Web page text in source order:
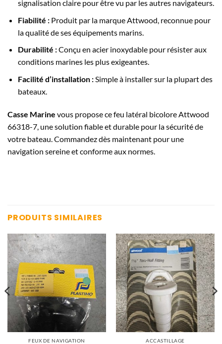
signalisation claire pour être vu par les autres navigateurs.
Fiabilité :Produit par la marque Attwood, reconnue pour
la qualité de ses équipements marins.
Durabilité :Conçu en acier inoxydable pour résister aux
conditions marines les plus exigeantes.
Facilité d’installation :Simple à installer sur la plupart des
bateaux.
Casse Marine vous propose ce feu latéral bicolore Attwood
66318-7, une solution fiable et durable pour la sécurité de
votre bateau. Commandez dès maintenant pour une
navigation sereine et conforme aux normes.
PRODUITS SIMILAIRES
FEUX DE NAVIGATION ACCASTILLAGE